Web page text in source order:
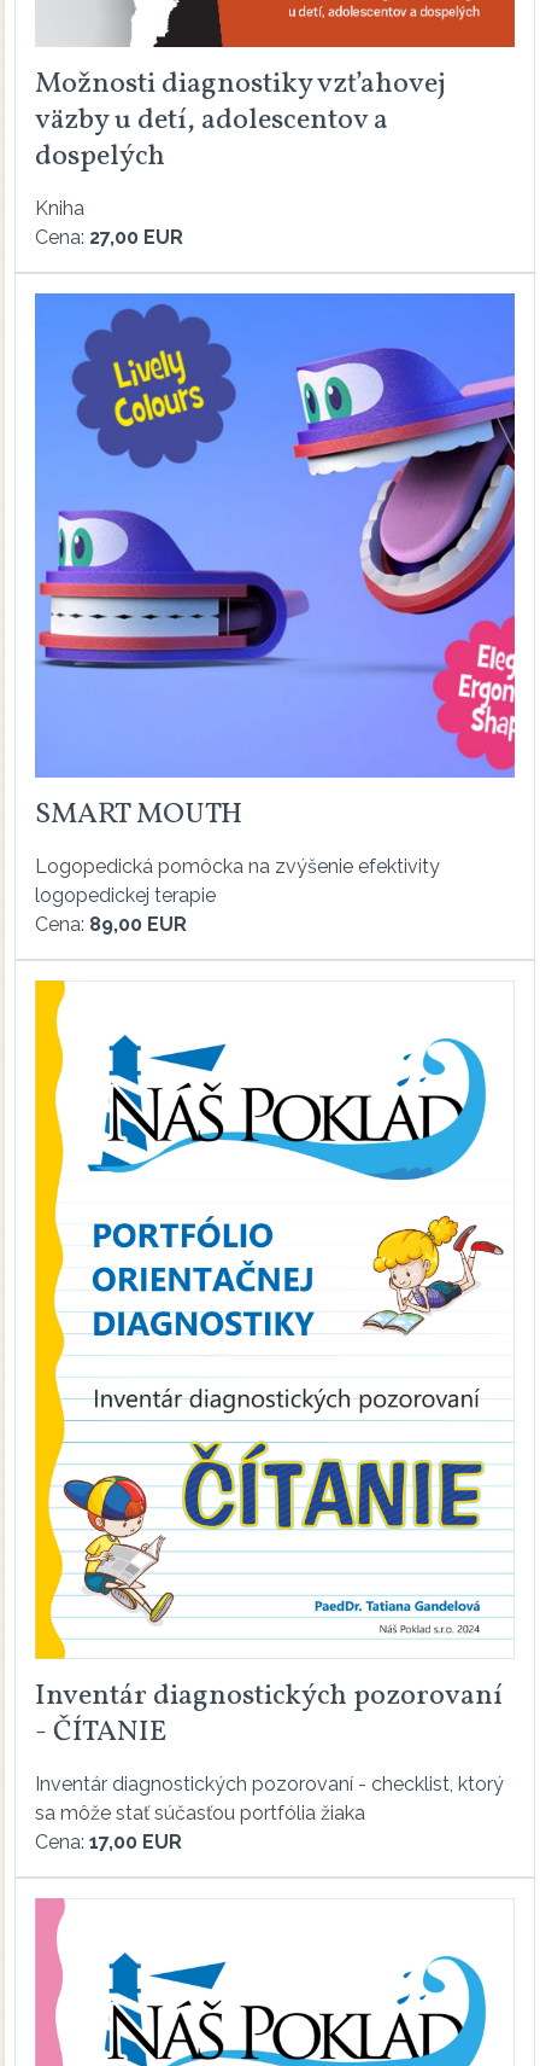
Možnosti diagnostiky vzťahovej
väzby u detí, adolescentov a
dospelých
Kniha
Cena: 27,00 EUR
SMART MOUTH
Logopedická pomôcka na zvýšenie efektivity
logopedickej terapie
Cena: 89,00 EUR
Inventár diagnostických pozorovaní
- ČÍTANIE
Inventár diagnostických pozorovaní - checklist, ktorý
sa môže stať súčasťou portfólia žiaka
Cena: 17,00 EUR